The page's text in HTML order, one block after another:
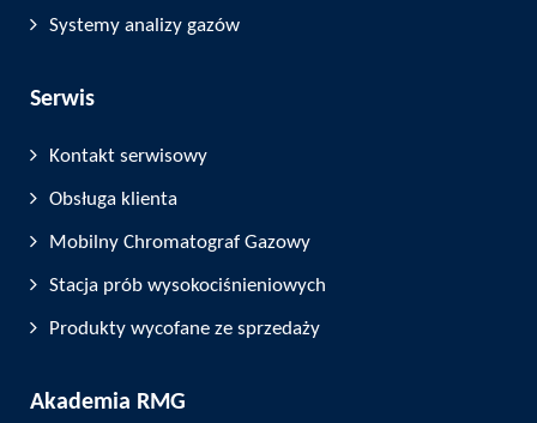
Systemy analizy gazów
Serwis
Kontakt serwisowy
Obsługa klienta
Mobilny Chromatograf Gazowy
Stacja prób wysokociśnieniowych
Produkty wycofane ze sprzedaży
Akademia RMG